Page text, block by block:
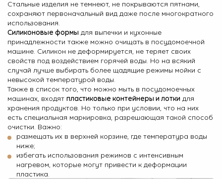
Стальные изделия не темнеют, не покрываются пятнами,
сохраняют первоначальный вид даже после многократного
использования.
Силиконовые формы для выпечки и кухонные
принадлежности также можно очищать в посудомоечной
машине. Силикон не деформируется, не теряет своих
свойств под воздействием горячей воды. Но на всякий
случай лучше выбирать более щадящие режимы мойки с
невысокой температурой воды.
Также в список того, что можно мыть в посудомоечных
машинах, входятпластиковые контейнеры и лотки для
хранения продуктов. Но только при условии, что на них
есть специальная маркировка, разрешающая такой способ
очистки. Важно:
размещать их в верхней корзине, где температура воды
ниже;
избегать использования режимов с интенсивным
нагревом, которые могут привести к деформации
пластика.